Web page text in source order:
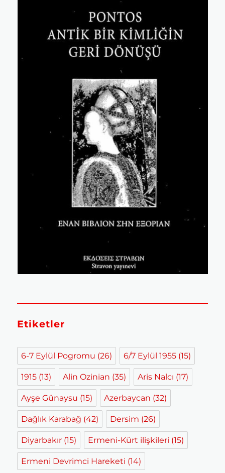
Etiketler
6-7 Eylül Pogromu (26) 6/7 Eylül 1955 (15)
1915 (13) Alin Ozinian (35) Aris Nalcı (17)
Ayşe Günaysu (15) Azerbaycan (32)
Dağlık Karabağ (42) Dersim (26)
Diyarbakır (15) Ermeni-Kürt ilişkileri (15)
Ermeni Devrimci Hareketi (14)